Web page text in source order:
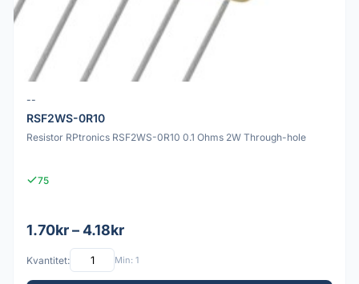
--
RSF2WS-0R10
Resistor RPtronics RSF2WS-0R10 0.1 Ohms 2W Through-hole
75
1.70kr – 4.18kr
Kvantitet: Min: 1